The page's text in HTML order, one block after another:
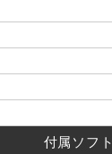
付属ソフト